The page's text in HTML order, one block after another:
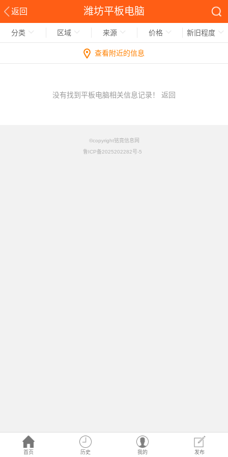
返回 潍坊平板电脑
首页 历史 我的 发布
分类 区域 来源 价格 新旧程度
查看附近的信息
没有找到平板电脑相关信息记录！ 返回
©copyright铭竟信息网
鲁ICP备2025202282号-5